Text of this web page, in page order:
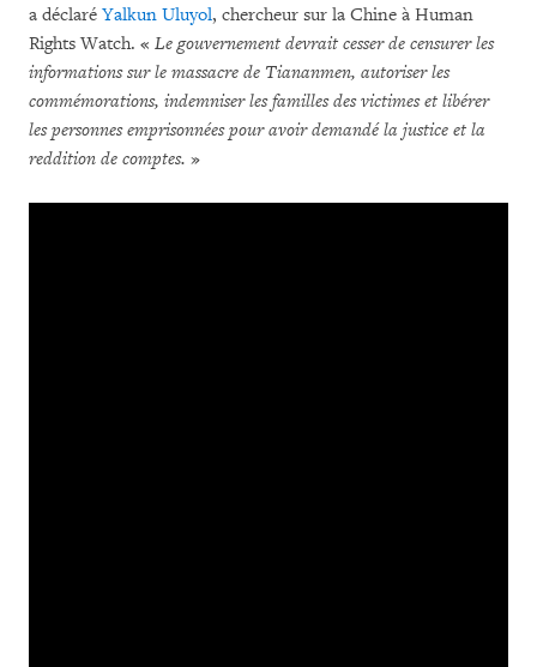
a déclaré Yalkun Uluyol, chercheur sur la Chine à Human
Rights Watch. « Le gouvernement devrait cesser de censurer les
informations sur le massacre de Tiananmen, autoriser les
commémorations, indemniser les familles des victimes et libérer
les personnes emprisonnées pour avoir demandé la justice et la
reddition de comptes. »